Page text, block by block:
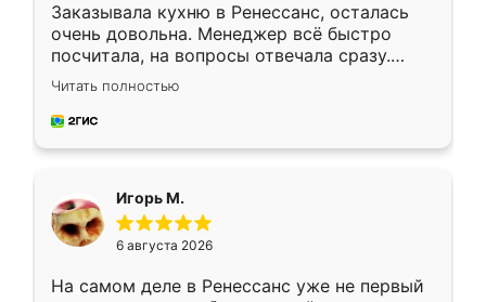
Заказывала кухню в Ренессанс, осталась
очень довольна. Менеджер всё быстро
посчитала, на вопросы отвечала сразу.
Замерщик приехал в субботу, подошёл к
делу со всей ответственностью. Собрали
за день, ребята работали аккуратно, даже
Читать полностью
Игорь М.
6 августа 2026
На самом деле в Ренессанс уже не первый